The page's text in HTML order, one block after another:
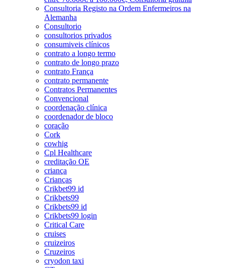
Consultoria Registo na Ordem Enfermeiros na
Alemanha
Consultorio
consultorios privados
consumiveis clínicos
contrato a longo termo
contrato de longo prazo
contrato França
contrato permanente
Contratos Permanentes
Convencional
coordenação clínica
coordenador de bloco
coração
Cork
cowhig
Cpl Healthcare
creditação OE
criança
Crianças
Crikbet99 id
Crikbets99
Crikbets99 id
Crikbets99 login
Critical Care
cruises
cruizeiros
Cruzeiros
cryodon taxi